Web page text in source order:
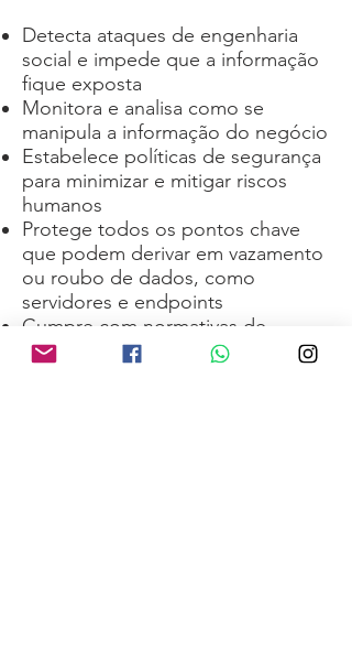
Detecta ataques de engenharia
social e impede que a informação
fique exposta
Monitora e analisa como se
manipula a informação do negócio
Estabelece políticas de segurança
para minimizar e mitigar riscos
humanos
Protege todos os pontos chave
que podem derivar em vazamento
ou roubo de dados, como
servidores e endpoints
Cumpre com normativas de
segurança da informação